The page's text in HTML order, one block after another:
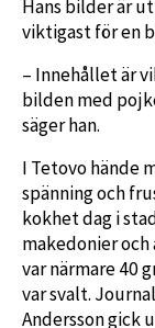
Hans bilder är
viktigast för en
– Innehållet är
bilden med
säger han.
I Tetovo hände
spänning och
kokhet dag i
makedonier och
var närmare 40
var svalt.
Andersson gick